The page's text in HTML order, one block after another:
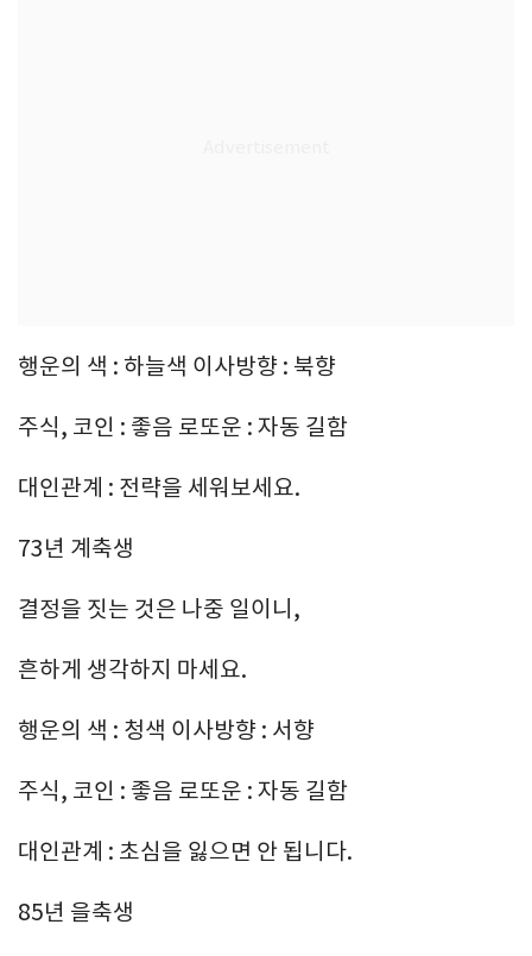
행운의 색 : 하늘색 이사방향 : 북향
주식, 코인 : 좋음 로또운 : 자동 길함
대인관계 : 전략을 세워보세요.
73년 계축생
결정을 짓는 것은 나중 일이니,
흔하게 생각하지 마세요.
행운의 색 : 청색 이사방향 : 서향
주식, 코인 : 좋음 로또운 : 자동 길함
대인관계 : 초심을 잃으면 안 됩니다.
85년 을축생